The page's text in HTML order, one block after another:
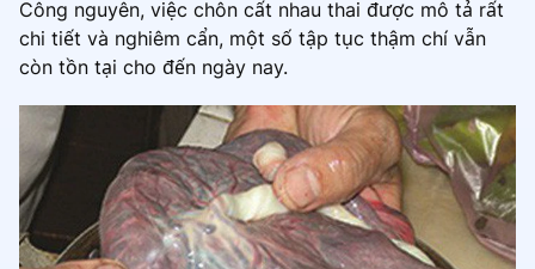
Công nguyên, việc chôn cất nhau thai được mô tả rất
chi tiết và nghiêm cẩn, một số tập tục thậm chí vẫn
còn tồn tại cho đến ngày nay.